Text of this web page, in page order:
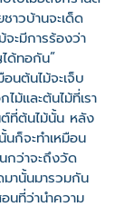
าวบ้านจะเด็ด
ะมีการร้องว่า
ด้ทอกัน”
นต้นไม้จะเจ็บ
ม้และต้นไม้ที่เรา
ที่ต้นไม้นั้น หลัง
ก็จะทำเหมือน
กว่าจะถึงวัด
มานั้นมารวมกัน
นที่ว่านำความ